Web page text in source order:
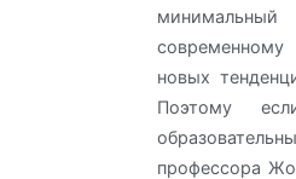
минимальный
новых
Поэтому
профессора